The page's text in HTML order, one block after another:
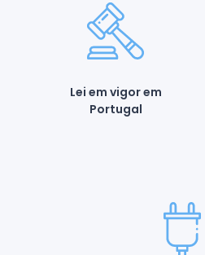
Lei em vigor em
Portugal